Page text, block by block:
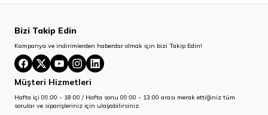
Bizi Takip Edin
Kampanya ve indirimlerden haberdar olmak için bizi Takip Edin!
Müşteri Hizmetleri
Hafta içi 09:00 - 18:00 / Hafta sonu 09:00 - 13:00 arası merak ettiğiniz tüm
sorular ve siparişleriniz için ulaşabilirsiniz.